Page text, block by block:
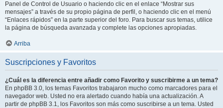
Panel de Control de Usuario o haciendo clic en el enlace “Mostrar sus
mensajes” a través de su propio página de perfil, o haciendo clic en el menú
“Enlaces rápidos” en la parte superior del foro. Para buscar sus temas, utilice
la página de búsqueda avanzada y complete las opciones apropiadas.
Arriba
Suscripciones y Favoritos
¿Cuál es la diferencia entre añadir como Favorito y suscribirme a un tema?
En phpBB 3.0, los temas Favoritos trabajaron mucho como marcadores para el
navegador web. Usted no era alertado cuando había una actualización. A
partir de phpBB 3.1, los Favoritos son más como suscribirse a un tema. Usted